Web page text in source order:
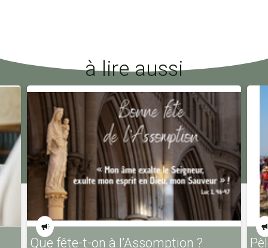
à lire aussi
Que fête-t-on à l’Assomption ?